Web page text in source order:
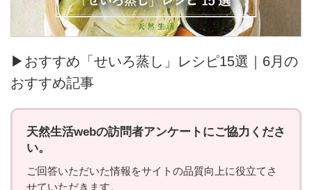
▶おすすめ「せいろ蒸し」レシピ15選｜6月の
おすすめ記事